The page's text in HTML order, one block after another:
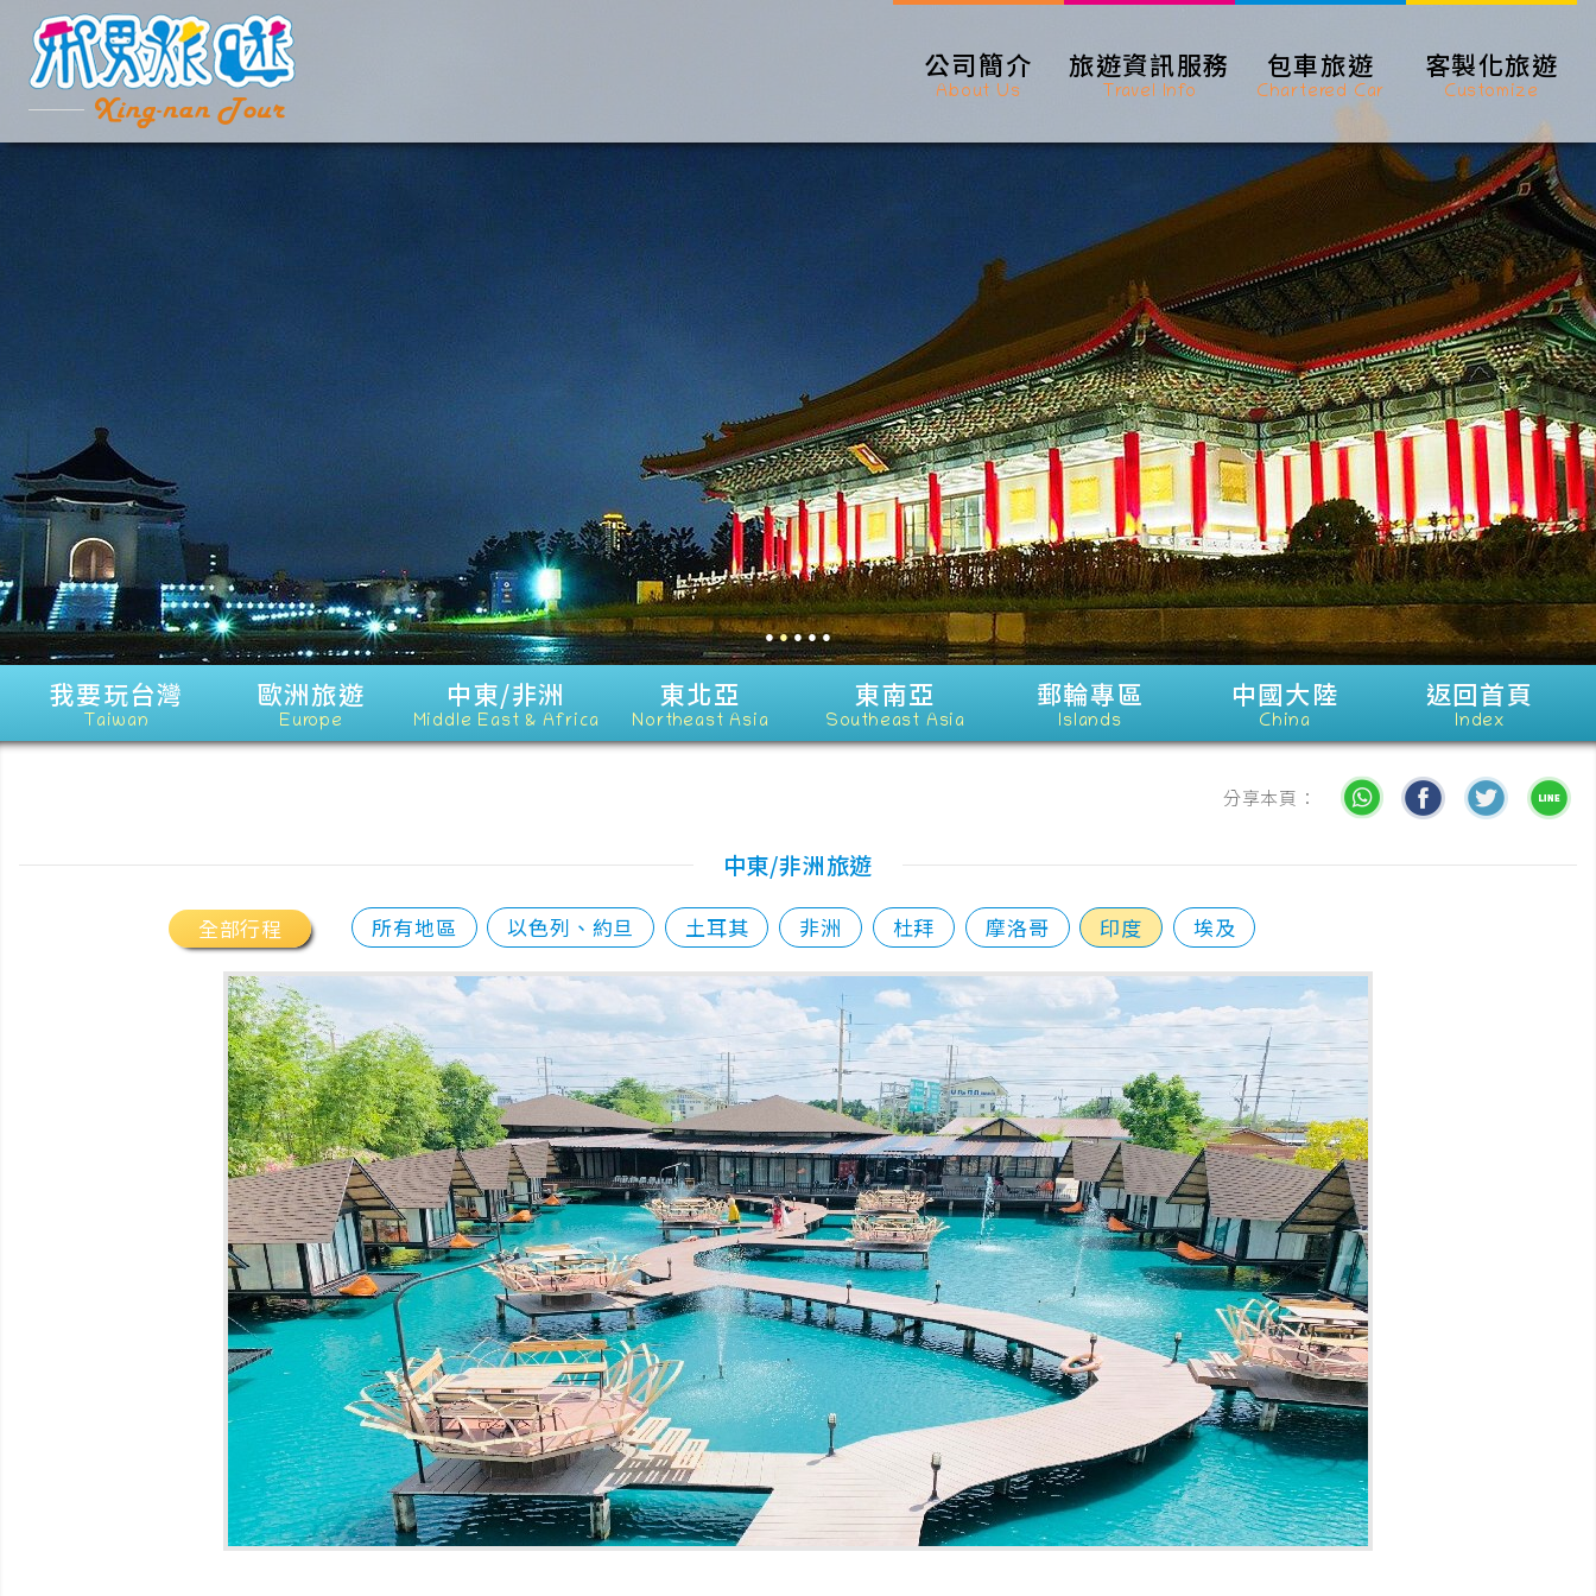
● ● ● ● ●
我要玩台灣
Taiwan
歐洲旅遊
Europe
中東/非洲
Middle East & Africa
東北亞
Northeast Asia
東南亞
Southeast Asia
郵輪專區
Islands
中國大陸
China
返回首頁
Index
分享本頁：
中東/非洲旅遊
全部行程 所有地區 以色列、約旦 土耳其 非洲 杜拜 摩洛哥 印度 埃及
公司簡介
About Us
旅遊資訊服務
Travel Info
包車旅遊
Chartered Car
客製化旅遊
Customize